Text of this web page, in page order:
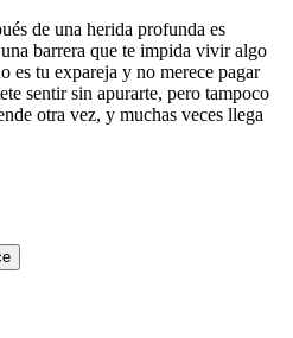
de una herida profunda es
barrera que te impida vivir algo
es tu expareja y no merece pagar
sentir sin apurarte, pero tampoco
otra vez, y muchas veces llega